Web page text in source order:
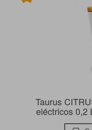
Taurus
eléctricos 0,2